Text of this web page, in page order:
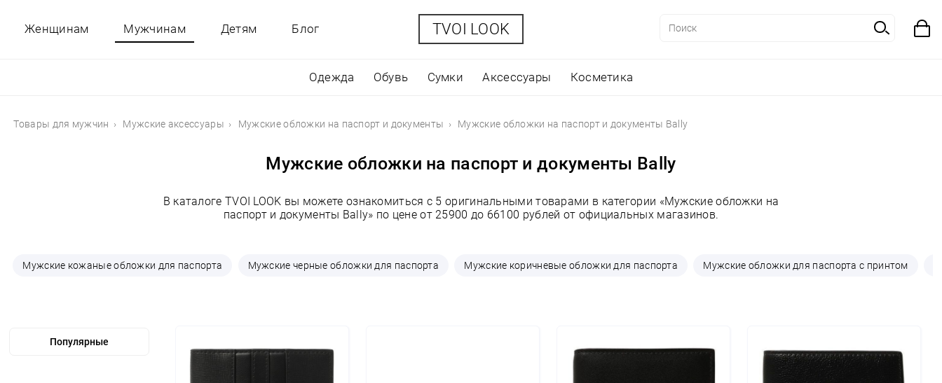
Женщинам Мужчинам
Одежда Обувь Сумки Аксессуары Косметика
Детям Блог TVOI LOOK
Товары для мужчин Мужские аксессуары Мужские обложки на паспорт и документы Мужские обложки на паспорт и документы Bally
Мужские обложки на паспорт и документы Bally
В каталоге TVOI LOOK вы можете ознакомиться с 5 оригинальными товарами в категории «Мужские обложки на
паспорт и документы Bally» по цене от 25900 до 66100 рублей от официальных магазинов.
Мужские кожаные обложки для паспорта Мужские черные обложки для паспорта Мужские коричневые обложки для паспорта Мужские обложки для паспорта с принтом